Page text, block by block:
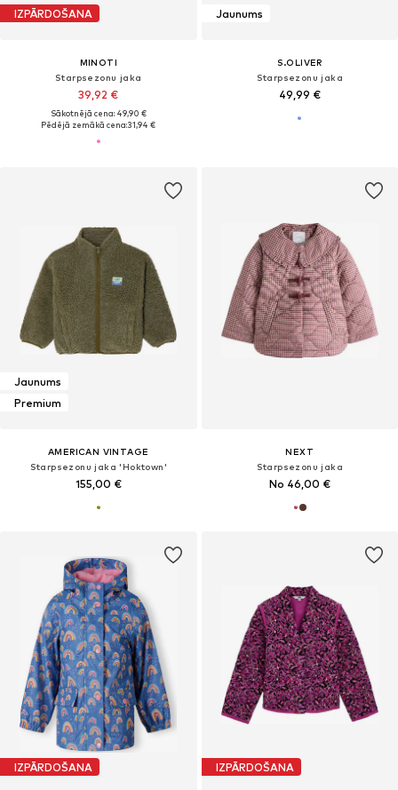
IZPĀRDOŠANA
MINOTI
Starpsezonu jaka
39,92 €
Sākotnējā cena: 49,90 €
Pēdējā zemākā cena:31,94 €
Jaunums
S.OLIVER
Starpsezonu jaka
49,99 €
Jaunums
Premium
AMERICAN VINTAGE
Starpsezonu jaka 'Hoktown'
155,00 €
NEXT
Starpsezonu jaka
No 46,00 €
IZPĀRDOŠANA IZPĀRDOŠANA